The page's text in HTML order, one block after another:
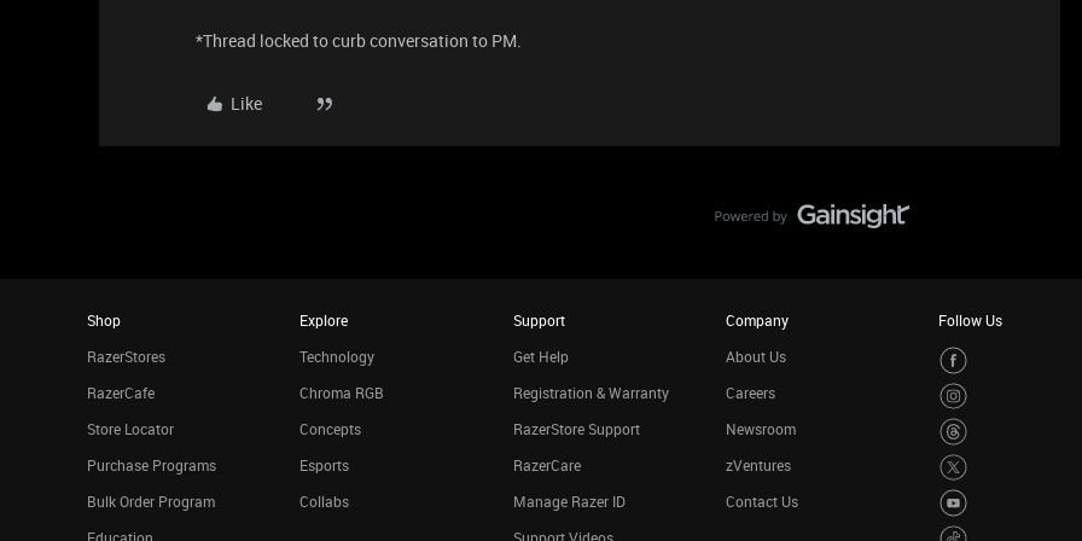
*Thread locked to curb conversation to PM.
Like
Shop
RazerStores
RazerCafe
Store Locator
Purchase Programs
Bulk Order Program
Explore
Technology
Chroma RGB
Concepts
Esports
Collabs
Support
Get Help
Registration & Warranty
RazerStore Support
RazerCare
Manage Razer ID
Company
About Us
Careers
Newsroom
zVentures
Contact Us
Follow Us